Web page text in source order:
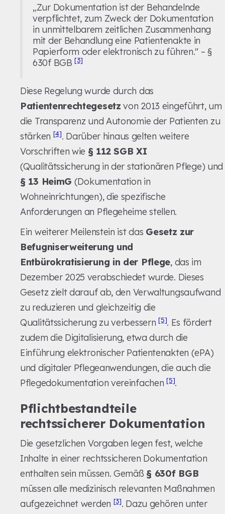
„Zur Dokumentation ist der Behandelnde
verpflichtet, zum Zweck der Dokumentation
in unmittelbarem zeitlichen Zusammenhang
mit der Behandlung eine Patientenakte in
Papierform oder elektronisch zu führen." – §
630f BGB[3]
Diese Regelung wurde durch das
Patientenrechtegesetz von 2013 eingeführt, um
die Transparenz und Autonomie der Patienten zu
stärken [4]. Darüber hinaus gelten weitere
Vorschriften wie § 112 SGB XI
(Qualitätssicherung in der stationären Pflege) und
§ 13 HeimG (Dokumentation in
Wohneinrichtungen), die spezifische
Anforderungen an Pflegeheime stellen.
Ein weiterer Meilenstein ist das Gesetz zur
Befugniserweiterung und
Entbürokratisierung in der Pflege, das im
Dezember 2025 verabschiedet wurde. Dieses
Gesetz zielt darauf ab, den Verwaltungsaufwand
zu reduzieren und gleichzeitig die
Qualitätssicherung zu verbessern[5]. Es fördert
zudem die Digitalisierung, etwa durch die
Einführung elektronischer Patientenakten (ePA)
und digitaler Pflegeanwendungen, die auch die
Pflegedokumentation vereinfachen[5].
Pflichtbestandteile
rechtssicherer Dokumentation
Die gesetzlichen Vorgaben legen fest, welche
Inhalte in einer rechtssicheren Dokumentation
enthalten sein müssen. Gemäß § 630f BGB
müssen alle medizinisch relevanten Maßnahmen
aufgezeichnet werden[3]. Dazu gehören unter